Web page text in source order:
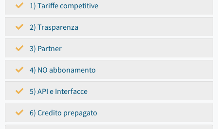
1) Tariffe competitive
2) Trasparenza
3) Partner
4) NO abbonamento
5) API e Interfacce
6) Credito prepagato